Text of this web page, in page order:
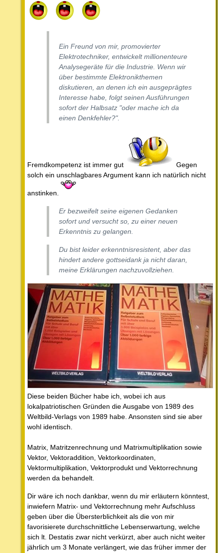
Ein Freund von mir, promovierter
Elektrotechniker, entwickelt millionenteure
Analysegeräte für die Industrie. Wenn wir
über bestimmte Elektronikthemen
diskutieren, an denen ich ein ausgeprägtes
Interesse habe, folgt seinen Ausführungen
sofort der Halbsatz "oder mache ich da
einen Denkfehler?".
Fremdkompetenz ist immer gut
Gegen
solch ein unschlagbares Argument kann ich natürlich nicht
anstinken.
Er bezweifelt seine eigenen Gedanken
sofort und versucht so, zu einer neuen
Erkenntnis zu gelangen.
Du bist leider erkenntnisresistent, aber das
hindert andere gottseidank ja nicht daran,
meine Erklärungen nachzuvollziehen.
Diese beiden Bücher habe ich, wobei ich aus
lokalpatriotischen Gründen die Ausgabe von 1989 des
Weltbild-Verlags von 1989 habe. Ansonsten sind sie aber
wohl identisch.
Matrix, Matritzenrechnung und Matrixmultiplikation sowie
Vektor, Vektoraddition, Vektorkoordinaten,
Vektormultiplikation, Vektorprodukt und Vektorrechnung
werden da behandelt.
Dir wäre ich noch dankbar, wenn du mir erläutern könntest,
inwiefern Matrix- und Vektorrechnung mehr Aufschluss
geben über die Übersterblichkeit als die von mir
favorisierete durchschnittliche Lebenserwartung, welche
sich lt. Destatis zwar nicht verkürzt, aber auch nicht weiter
jährlich um 3 Monate verlängert, wie das früher immer der